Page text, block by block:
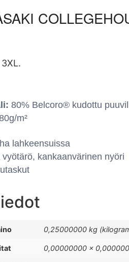
80% Belcoro® kudottu
m²
lahkeensuissa
kankaanvärinen nyöri
0,25000000 kg
0,00000000 ×